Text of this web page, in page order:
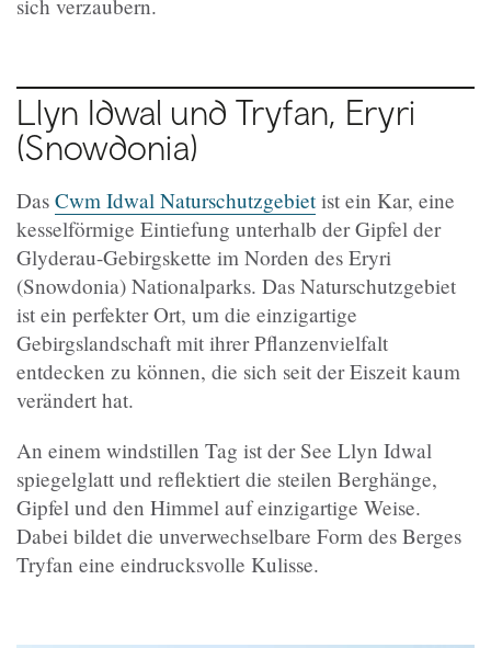
sich verzaubern.
Llyn Idwal und Tryfan, Eryri
(Snowdonia)
Das Cwm Idwal Naturschutzgebietist ein Kar, eine
kesselförmige Eintiefung unterhalb der Gipfel der
Glyderau-Gebirgskette im Norden des Eryri
(Snowdonia) Nationalparks. Das Naturschutzgebiet
ist ein perfekter Ort, um die einzigartige
Gebirgslandschaft mit ihrer Pflanzenvielfalt
entdecken zu können, die sich seit der Eiszeit kaum
verändert hat.
An einem windstillen Tag ist der See Llyn Idwal
spiegelglatt und reflektiert die steilen Berghänge,
Gipfel und den Himmel auf einzigartige Weise.
Dabei bildet die unverwechselbare Form des Berges
Tryfan eine eindrucksvolle Kulisse.